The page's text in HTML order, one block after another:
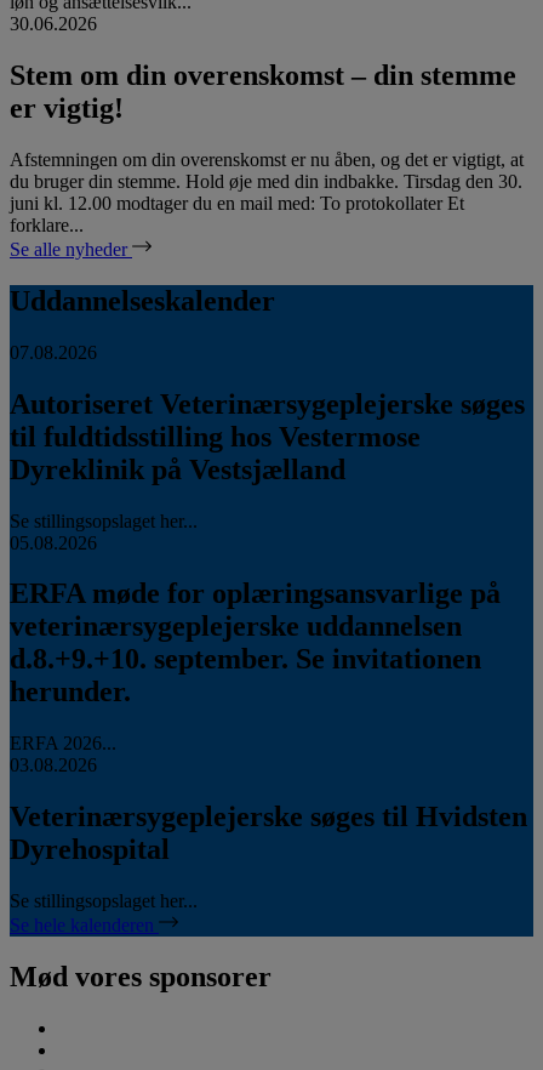
30.06.2026
Stem om din overenskomst – din stemme
er vigtig!
Afstemningen om din overenskomst er nu åben, og det er vigtigt, at
du bruger din stemme. Hold øje med din indbakke. Tirsdag den 30.
juni kl. 12.00 modtager du en mail med: To protokollater Et
forklare...
Se alle nyheder
Uddannelseskalender
07.08.2026
Autoriseret Veterinærsygeplejerske søges
til fuldtidsstilling hos Vestermose
Dyreklinik på Vestsjælland
Se stillingsopslaget her...
05.08.2026
ERFA møde for oplæringsansvarlige på
veterinærsygeplejerske uddannelsen
d.8.+9.+10. september. Se invitationen
herunder.
ERFA 2026...
03.08.2026
Veterinærsygeplejerske søges til Hvidsten
Dyrehospital
Se stillingsopslaget her...
Se hele kalenderen
Mød vores sponsorer